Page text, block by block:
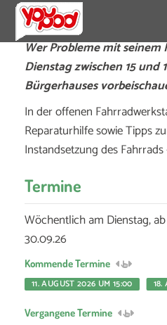
Wer Probleme mit
Dienstag zwischen 15 und
Bürgerhauses
In der offenen
Reparaturhilfe sowie Tipps
Instandsetzung des Fahrrads
Termine
Wöchentlich am Dienstag,
30.09.26
Kommende Termine
11. AUGUST 2026 UM 15:00
18.
Vergangene Termine